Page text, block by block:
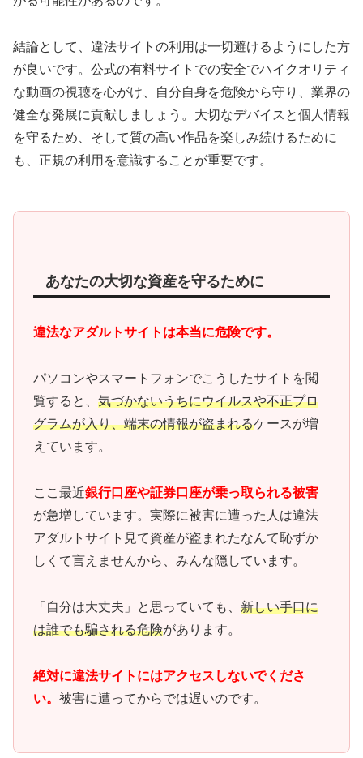
結論として、違法サイトの利用は一切避けるようにした方
が良いです。公式の有料サイトでの安全でハイクオリティ
な動画の視聴を心がけ、自分自身を危険から守り、業界の
健全な発展に貢献しましょう。大切なデバイスと個人情報
を守るため、そして質の高い作品を楽しみ続けるために
も、正規の利用を意識することが重要です。
あなたの大切な資産を守るために
違法なアダルトサイトは本当に危険です。
パソコンやスマートフォンでこうしたサイトを閲
覧すると、 気づかないうちにウイルスや不正プロ
グラムが入り、端末の情報が盗まれるケースが増
えています。
ここ最近銀行口座や証券口座が乗っ取られる被害
が急増しています。実際に被害に遭った人は違法
アダルトサイト見て資産が盗まれたなんて恥ずか
しくて言えませんから、みんな隠しています。
「自分は大丈夫」と思っていても、 新しい手口に
は誰でも騙される危険があります。
絶対に違法サイトにはアクセスしないでくださ
い。 被害に遭ってからでは遅いのです。